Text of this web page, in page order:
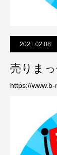
2021.02.08
売りま
https://www.b-